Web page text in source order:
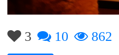
3 10 862